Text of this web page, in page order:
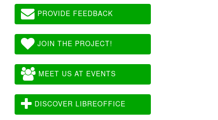
PROVIDE FEEDBACK
JOIN THE PROJECT!
MEET US AT EVENTS
DISCOVER LIBREOFFICE